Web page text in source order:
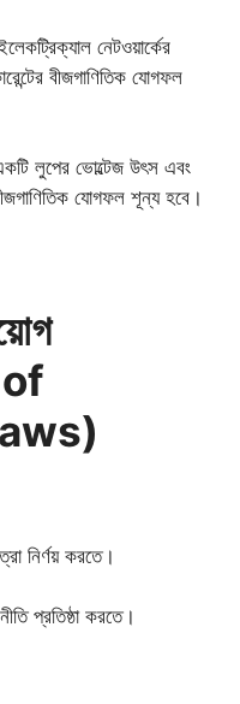
নেটওয়ার্কের
বীজগাণিতিক যোগফল
লুপের ভোল্টেজ উৎস এবং
যোগফল শূন্য হবে।
নির্ণয় করতে।
প্রতিষ্ঠা করতে।